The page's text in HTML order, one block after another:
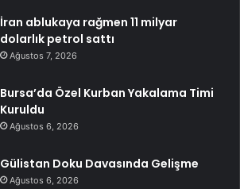
İran ablukaya rağmen 11 milyar
dolarlık petrol sattı
Ağustos 7, 2026
Bursa’da Özel Kurban Yakalama Timi
Kuruldu
Ağustos 6, 2026
Gülistan Doku Davasında Gelişme
Ağustos 6, 2026